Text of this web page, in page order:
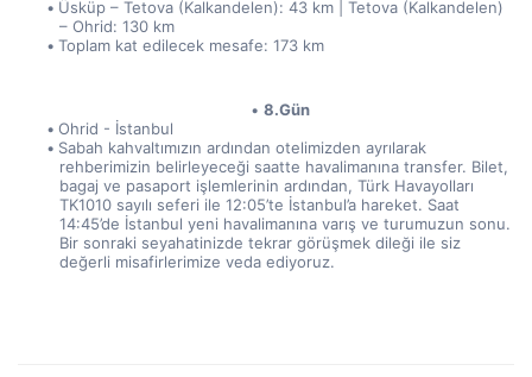
Üsküp – Tetova (Kalkandelen): 43 km | Tetova (Kalkandelen)
– Ohrid: 130 km
Toplam kat edilecek mesafe: 173 km
8.Gün
Ohrid - İstanbul
Sabah kahvaltımızın ardından otelimizden ayrılarak
rehberimizin belirleyeceği saatte havalimanına transfer. Bilet,
bagaj ve pasaport işlemlerinin ardından, Türk Havayolları
TK1010 sayılı seferi ile 12:05’te İstanbul’a hareket. Saat
14:45’de İstanbul yeni havalimanına varış ve turumuzun sonu.
Bir sonraki seyahatinizde tekrar görüşmek dileği ile siz
değerli misafirlerimize veda ediyoruz.